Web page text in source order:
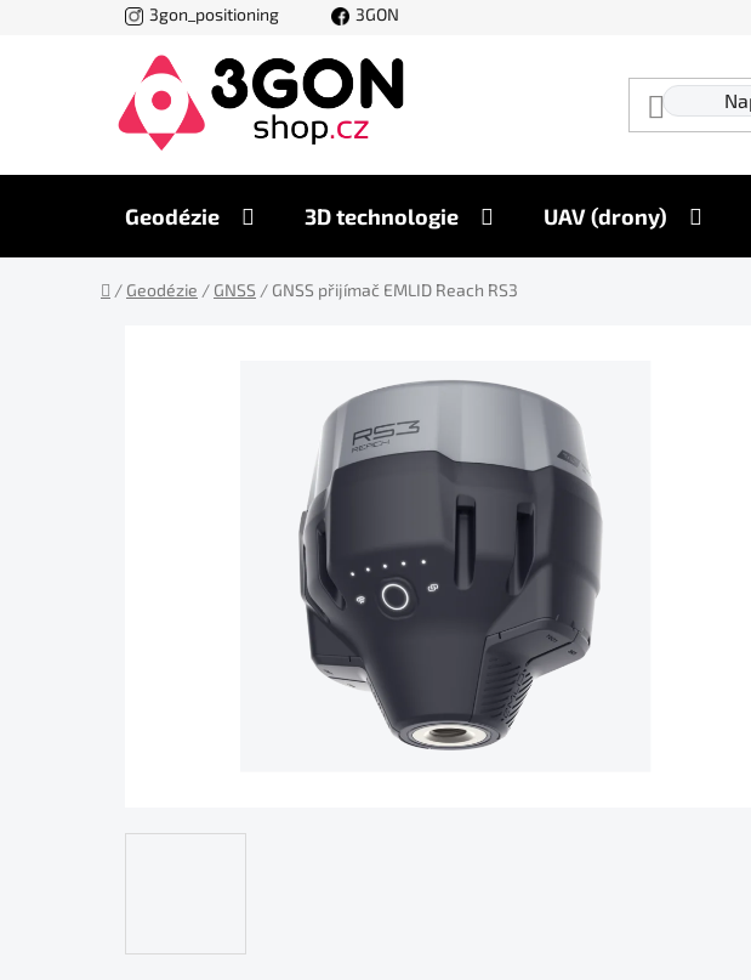
3gon_positioning 3GON
Geodézie 3D technologie UAV (drony)
Domů
/ Geodézie / GNSS / GNSS přijímač EMLID Reach RS3